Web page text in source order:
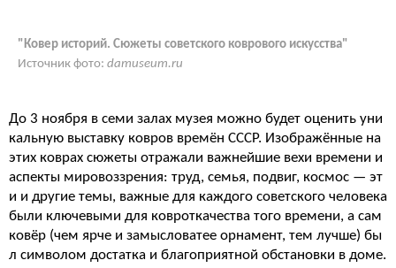
"Ковер историй. Сюжеты советского коврового искусства"
Источник фото: damuseum.ru
До 3 ноября в семи залах музея можно будет оценить уни
кальную выставку ковров времён СССР. Изображённые на
этих коврах сюжеты отражали важнейшие вехи времени и
аспекты мировоззрения: труд, семья, подвиг, космос — эт
и и другие темы, важные для каждого советского человека
были ключевыми для ковроткачества того времени, а сам
ковёр (чем ярче и замысловатее орнамент, тем лучше) бы
л символом достатка и благоприятной обстановки в доме.